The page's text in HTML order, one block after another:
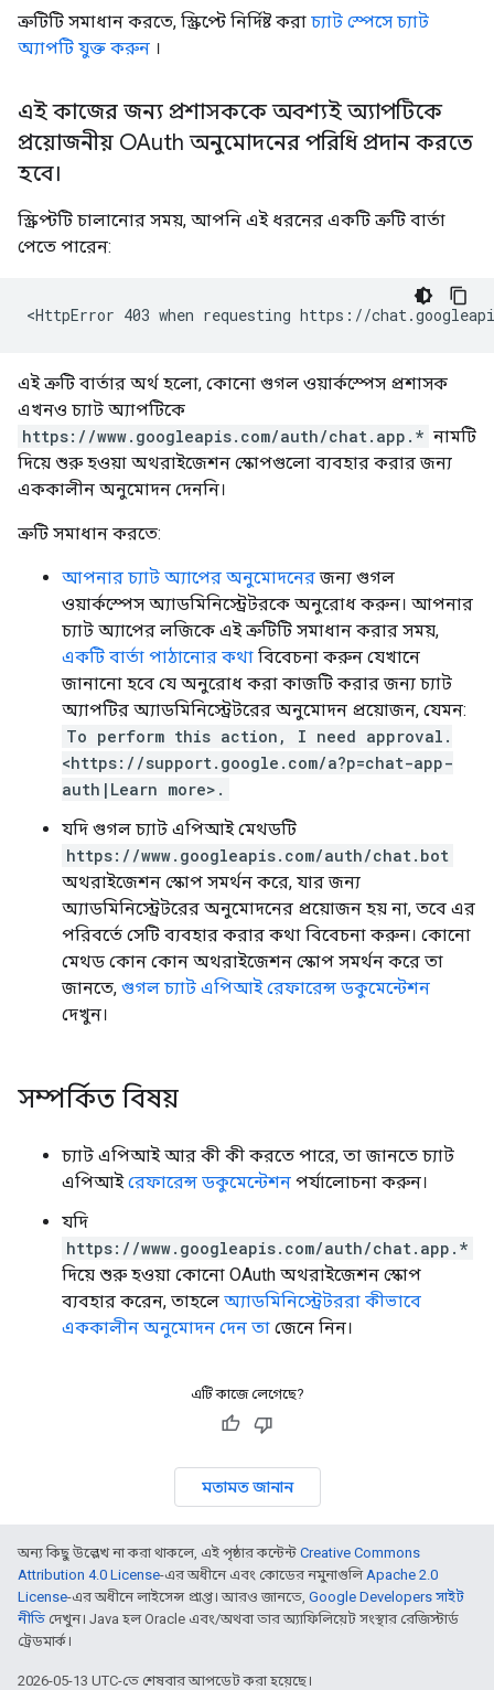
ত্রুটিটি সমাধান করতে, স্ক্রিপ্টে নির্দিষ্ট করা চ্যাট স্পেসে চ্যাট
অ্যাপটি যুক্ত করুন ।
এই কাজের জন্য প্রশাসককে অবশ্যই অ্যাপটিকে
প্রয়োজনীয় OAuth অনুমোদনের পরিধি প্রদান করতে
হবে।
স্ক্রিপ্টটি চালানোর সময়, আপনি এই ধরনের একটি ত্রুটি বার্তা
পেতে পারেন:
এই ত্রুটি বার্তার অর্থ হলো, কোনো গুগল ওয়ার্কস্পেস প্রশাসক
এখনও চ্যাট অ্যাপটিকে
https://www.googleapis.com/auth/chat.app.* নামটি
দিয়ে শুরু হওয়া অথরাইজেশন স্কোপগুলো ব্যবহার করার জন্য
এককালীন অনুমোদন দেননি।
ত্রুটি সমাধান করতে:
আপনার চ্যাট অ্যাপের অনুমোদনেরজন্য গুগল
ওয়ার্কস্পেস অ্যাডমিনিস্ট্রেটরকে অনুরোধ করুন। আপনার
চ্যাট অ্যাপের লজিকে এই ত্রুটিটি সমাধান করার সময়,
একটি বার্তা পাঠানোর কথা বিবেচনা করুন যেখানে
জানানো হবে যে অনুরোধ করা কাজটি করার জন্য চ্যাট
অ্যাপটির অ্যাডমিনিস্ট্রেটরের অনুমোদন প্রয়োজন, যেমন:
To perform this action, I need approval.
<https://support.google.com/a?p=chat-app-
auth|Learn more>.
যদি গুগল চ্যাট এপিআই মেথডটি
https://www.googleapis.com/auth/chat.bot
অথরাইজেশন স্কোপ সমর্থন করে, যার জন্য
অ্যাডমিনিস্ট্রেটরের অনুমোদনের প্রয়োজন হয় না, তবে এর
পরিবর্তে সেটি ব্যবহার করার কথা বিবেচনা করুন। কোনো
মেথড কোন কোন অথরাইজেশন স্কোপ সমর্থন করে তা
জানতে, গুগল চ্যাট এপিআই রেফারেন্স ডকুমেন্টেশন
দেখুন।
সম্পর্কিত বিষয়
চ্যাট এপিআই আর কী কী করতে পারে, তা জানতে চ্যাট
এপিআইরেফারেন্স ডকুমেন্টেশন পর্যালোচনা করুন।
যদি
https://www.googleapis.com/auth/chat.app.*
দিয়ে শুরু হওয়া কোনো OAuth অথরাইজেশন স্কোপ
ব্যবহার করেন, তাহলে অ্যাডমিনিস্ট্রেটররা কীভাবে
এককালীন অনুমোদন দেন তা জেনে নিন।
এটি কাজে লেগেছে?
মতামত জানান
অন্য কিছু উল্লেখ না করা থাকলে, এই পৃষ্ঠার কন্টেন্ট Creative Commons
Attribution 4.0 License-এর অধীনে এবং কোডের নমুনাগুলিApache 2.0
License-এর অধীনে লাইসেন্স প্রাপ্ত। আরও জানতে, Google Developers সাইট
নীতি দেখুন। Java হল Oracle এবং/অথবা তার অ্যাফিলিয়েট সংস্থার রেজিস্টার্ড
ট্রেডমার্ক।
2026-05-13 UTC-তে শেষবার আপডেট করা হয়েছে।